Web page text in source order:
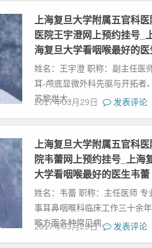
上海复旦大学附属五官科
医院王宇澄网上预约挂号_
海复旦大学看咽喉最好的医
姓名：王宇澄 职称：副主任医
耳-颅底显微外科先驱与开拓者
苏黎世大...
2017年03月29日 发表评论
上海复旦大学附属五官科
院韦蕾网上预约挂号_上海
大学看咽喉最好的医生韦蕾
姓名：韦蕾 职称：主任医师
事耳鼻咽喉科临床工作三十余
喉方面各种常见病...
2017年03月29日 发表评论